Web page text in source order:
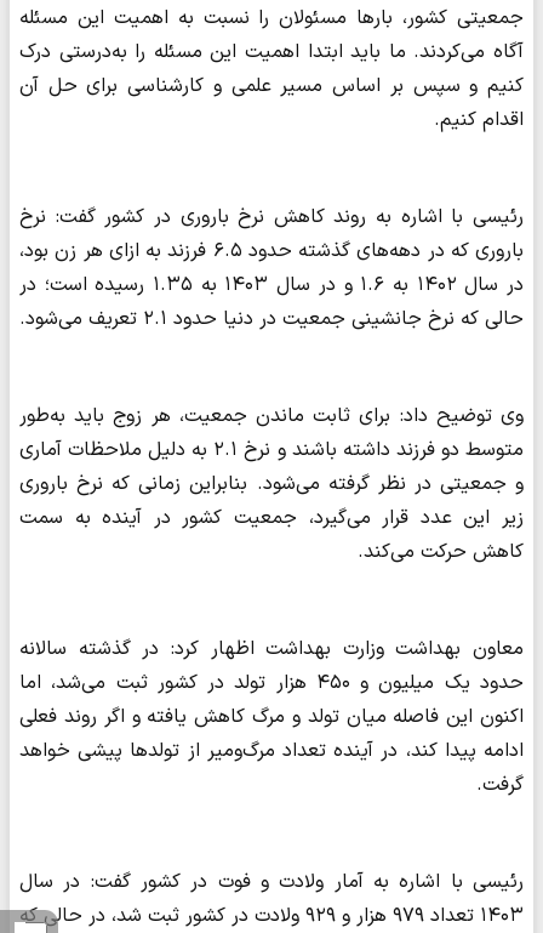
جمعیتی کشور، بارها مسئولان را نسبت به اهمیت این مسئله
آگاه می‌کردند. ما باید ابتدا اهمیت این مسئله را به‌درستی درک
کنیم و سپس بر اساس مسیر علمی و کارشناسی برای حل آن
اقدام کنیم.
رئیسی با اشاره به روند کاهش نرخ باروری در کشور گفت: نرخ
باروری که در دهه‌های گذشته حدود ۶.۵ فرزند به ازای هر زن بود،
در سال ۱۴۰۲ به ۱.۶ و در سال ۱۴۰۳ به ۱.۳۵ رسیده است؛ در
حالی که نرخ جانشینی جمعیت در دنیا حدود ۲.۱ تعریف می‌شود.
وی توضیح داد: برای ثابت ماندن جمعیت، هر زوج باید به‌طور
متوسط دو فرزند داشته باشند و نرخ ۲.۱ به دلیل ملاحظات آماری
و جمعیتی در نظر گرفته می‌شود. بنابراین زمانی که نرخ باروری
زیر این عدد قرار می‌گیرد، جمعیت کشور در آینده به سمت
کاهش حرکت می‌کند.
معاون بهداشت وزارت بهداشت اظهار کرد: در گذشته سالانه
حدود یک میلیون و ۴۵۰ هزار تولد در کشور ثبت می‌شد، اما
اکنون این فاصله میان تولد و مرگ کاهش یافته و اگر روند فعلی
ادامه پیدا کند، در آینده تعداد مرگ‌ومیر از تولدها پیشی خواهد
گرفت.
رئیسی با اشاره به آمار ولادت و فوت در کشور گفت: در سال
۱۴۰۳ تعداد ۹۷۹ هزار و ۹۲۹ ولادت در کشور ثبت شد، در حالی که